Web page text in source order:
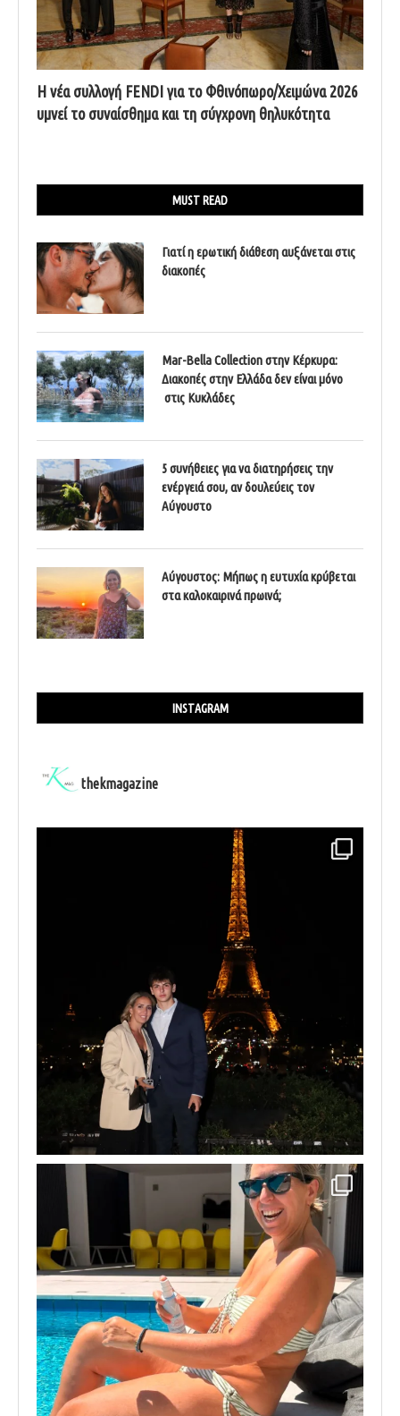
Η νέα συλλογή FENDI για το Φθινόπωρο/Χειμώνα 2026
υμνεί το συναίσθημα και τη σύγχρονη θηλυκότητα
MUST READ
Γιατί η ερωτική διάθεση αυξάνεται στις
διακοπές
Mar-Bella Collection στην Κέρκυρα:
Διακοπές στην Ελλάδα δεν είναι μόνο
στις Κυκλάδες
5 συνήθειες για να διατηρήσεις την
ενέργειά σου, αν δουλεύεις τον
Αύγουστο
Αύγουστος: Μήπως η ευτυχία κρύβεται
στα καλοκαιρινά πρωινά;
INSTAGRAM
thekmagazine